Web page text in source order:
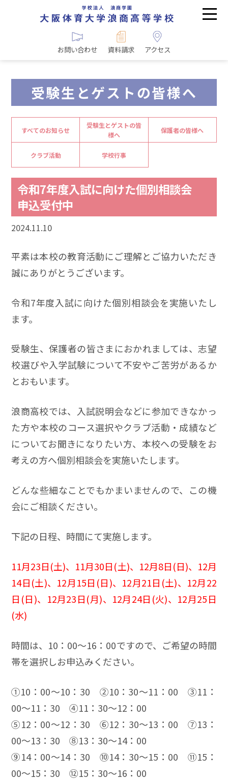
お問い合わせ 資料請求 アクセス
受験生とゲストの皆様へ
すべてのお知らせ
受験生とゲストの皆
様へ
保護者の皆様へ
クラブ活動 学校行事
令和7年度入試に向けた個別相談会
申込受付中
2024.11.10
平素は本校の教育活動にご理解とご協力いただき
誠にありがとうございます。
令和7年度入試に向けた個別相談会を実施いたし
ます。
受験生、保護者の皆さまにおかれましては、志望
校選びや入学試験について不安やご苦労があるか
とおもいます。
浪商高校では、入試説明会などに参加できなかっ
た方や本校のコース選択やクラブ活動・成績など
についてお聞きになりたい方、本校への受験をお
考えの方へ個別相談会を実施いたします。
どんな些細なことでもかまいませんので、この機
会にご相談ください。
下記の日程、時間にて実施します。
11月23日(土)、11月30日(土)、12月8日(日)、12月
14日(土)、12月15日(日)、12月21日(土)、12月22
日(日)、12月23日(月)、12月24日(火)、12月25日
(水)
時間は、10：00～16：00ですので、ご希望の時間
帯を選択しお申込みください。
➀10：00～10：30 ➁10：30～11：00 ③11：
00～11：30 ④11：30～12：00
⑤12：00～12：30 ⑥12：30～13：00 ⑦13：
00～13：30 ⑧13：30～14：00
⑨14：00～14：30 ⑩14：30～15：00 ⑪15：
00～15：30 ⑫15：30～16：00